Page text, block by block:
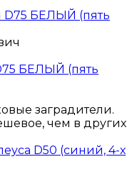
БЕЛЫЙ (пять
заградители.
чем в других